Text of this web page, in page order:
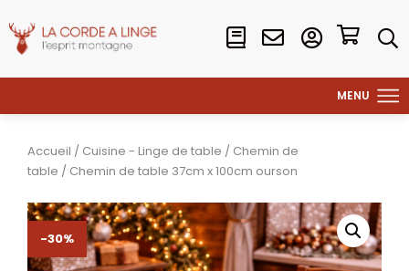
Accueil / Cuisine - Linge de table / Chemin de
table / Chemin de table 37cm x 100cm ourson
-30%
-30%